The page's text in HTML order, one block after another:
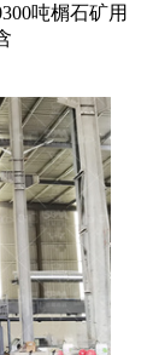
吨榍石矿用